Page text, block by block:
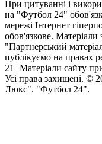
При цитуванні і
на "Футбол 24"
мережі Інтернет
обов'язкове.
"Партнерський
публікуємо на правах
21+Матеріали сайту
Усi права захищенi. ©
Люкс". "Футбол 24".